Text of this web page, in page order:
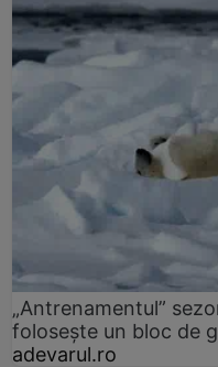
„Antrenamentul”
folosește un bloc de
adevarul.ro